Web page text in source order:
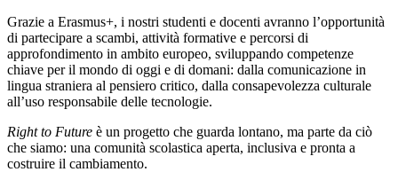
Grazie a Erasmus+, i nostri studenti e docenti avranno l’opportunità
di partecipare a scambi, attività formative e percorsi di
approfondimento in ambito europeo, sviluppando competenze
chiave per il mondo di oggi e di domani: dalla comunicazione in
lingua straniera al pensiero critico, dalla consapevolezza culturale
all’uso responsabile delle tecnologie.
Right to Future è un progetto che guarda lontano, ma parte da ciò
che siamo: una comunità scolastica aperta, inclusiva e pronta a
costruire il cambiamento.